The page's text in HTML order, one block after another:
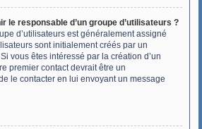
le responsable d’un groupe d’utilisateurs ?
d’utilisateurs est généralement assigné
sont initialement créés par un
vous êtes intéressé par la création d’un
premier contact devrait être un
le contacter en lui envoyant un message